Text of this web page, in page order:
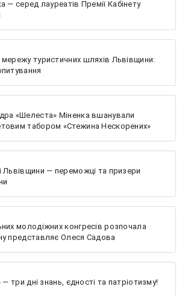
— серед лауреатів Премії Кабінету
туристичних шляхів Львівщини:
«Шелеста» Міненка вшанували
табором «Стежина Нескорених»
Львівщини — переможці та призери
молодіжних конгресів розпочала
представляє Олеся Садова
три дні знань, єдності та патріотизму!